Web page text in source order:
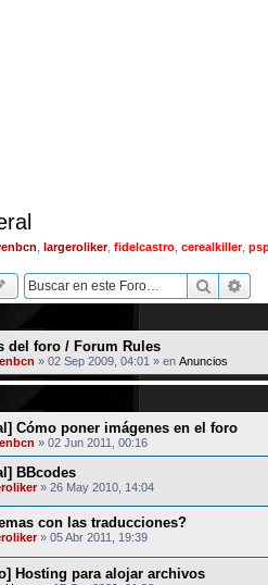
largeroliker, fidelcastro cerealkiller,
Buscar
del foro / Forum Rules
» 02 Sep 2009, 04:01 » en Anuncios
Cómo poner imágenes en el foro
» 02 Jun 2011, 00:16
BBcodes
» 26 May 2010, 14:04
con las traducciones?
» 05 Abr 2011, 19:39
Hosting para alojar archivos